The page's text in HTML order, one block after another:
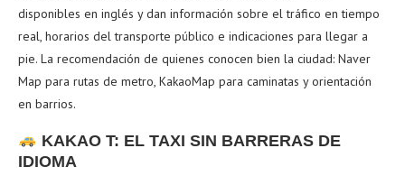
disponibles en inglés y dan información sobre el tráfico en tiempo
real, horarios del transporte público e indicaciones para llegar a
pie. La recomendación de quienes conocen bien la ciudad: Naver
Map para rutas de metro, KakaoMap para caminatas y orientación
en barrios.
KAKAO T: EL TAXI SIN BARRERAS DE
IDIOMA